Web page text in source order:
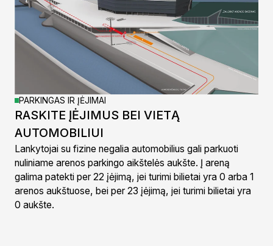
PARKINGAS IR ĮĖJIMAI
RASKITE ĮĖJIMUS BEI VIETĄ
AUTOMOBILIUI
Lankytojai su fizine negalia automobilius gali parkuoti
nuliniame arenos parkingo aikštelės aukšte. Į areną
galima patekti per 22 įėjimą, jei turimi bilietai yra 0 arba 1
arenos aukštuose, bei per 23 įėjimą, jei turimi bilietai yra
0 aukšte.